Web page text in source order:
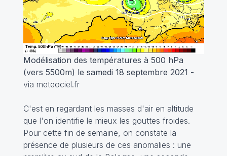
Modélisation des températures à 500 hPa
(vers 5500m) le samedi 18 septembre 2021 -
via meteociel.fr
C'est en regardant les masses d'air en altitude
que l'on identifie le mieux les gouttes froides.
Pour cette fin de semaine, on constate la
présence de plusieurs de ces anomalies : une